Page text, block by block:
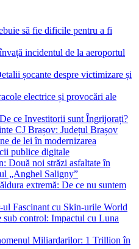
să fie dificile pentru a fi
incidentul de la aeroportul
șocante despre victimizare și
electrice și provocări ale
ce Investitorii sunt Îngrijorați?
CJ Brașov: Județul Brașov
de lei în modernizarea
publice digitale
Două noi străzi asfaltate în
„Anghel Saligny”
extremă: De ce nu suntem
Fascinant cu Skin-urile World
sub control: Impactul cu Luna
Miliardarilor: 1 Trillion în